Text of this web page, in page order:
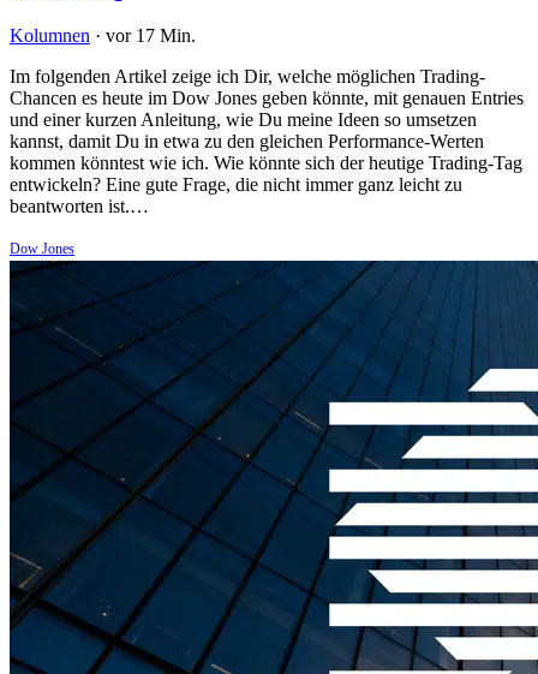
Kolumnen · vor 17 Min.
Im folgenden Artikel zeige ich Dir, welche möglichen Trading-
Chancen es heute im Dow Jones geben könnte, mit genauen Entries
und einer kurzen Anleitung, wie Du meine Ideen so umsetzen
kannst, damit Du in etwa zu den gleichen Performance-Werten
kommen könntest wie ich. Wie könnte sich der heutige Trading-Tag
entwickeln? Eine gute Frage, die nicht immer ganz leicht zu
beantworten ist.…
Dow Jones